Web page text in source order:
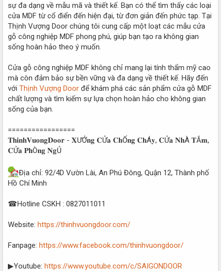
sự đa dạng về mẫu mã và thiết kế. Bạn có thể tìm thấy các loại
cửa MDF từ cổ điển đến hiện đại, từ đơn giản đến phức tạp. Tại
Thịnh Vượng Door chúng tôi cung cấp một loạt các mẫu cửa
gỗ công nghiệp MDF phong phú, giúp bạn tạo ra không gian
sống hoàn hảo theo ý muốn.
Cửa gỗ công nghiệp MDF không chỉ mang lại tính thẩm mỹ cao
mà còn đảm bảo sự bền vững và đa dạng về thiết kế. Hãy đến
với Thịnh Vượng Door để khám phá các sản phẩm cửa gỗ MDF
chất lượng và tìm kiếm sự lựa chọn hoàn hảo cho không gian
sống của bạn.
=================
𝐓𝐡𝐢𝐧𝐡𝐕𝐮𝐨𝐧𝐠𝐃𝐨𝐨𝐫 - 𝐗ƯỞ𝐧𝐠 𝐂Ử𝐚 𝐂𝐡Ố𝐧𝐠 𝐂𝐡Á𝐲, 𝐂Ử𝐚 𝐍𝐡À 𝐓Ắ𝐦,
𝐂Ử𝐚 𝐏𝐡Ò𝐧𝐠 𝐍𝐠Ủ
Địa chỉ: 92/4D Vườn Lài, An Phú Đông, Quận 12, Thành phố
Hồ Chí Minh
☎Hotline CSKH : 0827011011
Website: https://thinhvuongdoor.com/
Fanpage: https://www.facebook.com/thinhvuongdoor/
▶Youtube: https://www.youtube.com/c/SAIGONDOOR